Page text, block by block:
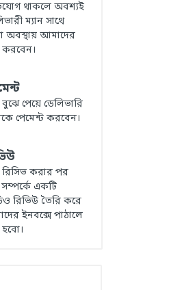
থাকলে অবশ্যই
ম্যান সাথে
অবস্থায় আমাদের
পেয়ে ডেলিভারি
পেমেন্ট করবেন।
রিসিভ করার পর
সম্পর্কে একটি
রিভিউ তৈরি করে
ইনবক্সে পাঠালে